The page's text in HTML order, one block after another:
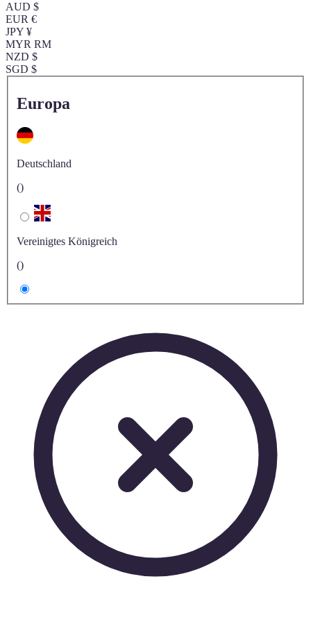
AUD $
EUR €
JPY ¥
MYR RM
NZD $
SGD $
Europa
Deutschland
()
Vereinigtes Königreich
()